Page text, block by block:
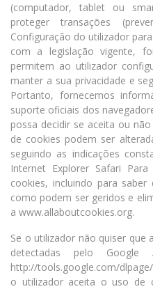
(computador, tablet ou
proteger transações
Configuração do utilizador
com a legislação vigente,
permitem ao utilizador
manter a sua privacidade e
Portanto, fornecemos
suporte oficiais dos
possa decidir se aceita ou
de cookies podem ser
seguindo as indicações
Internet Explorer Safari
cookies, incluindo para
como podem ser geridos e
a www.allaboutcookies.org.
Se o utilizador não quiser que
detectadas pelo Google
http://tools.google.com/
o utilizador aceita o uso de